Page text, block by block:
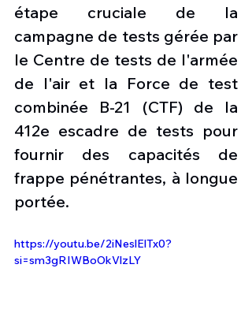
étape cruciale de la
campagne de tests gérée par
le Centre de tests de l'armée
de l'air et la Force de test
combinée B-21 (CTF) de la
412e escadre de tests pour
fournir des capacités de
frappe pénétrantes, à longue
portée.
https://youtu.be/2iNeslElTx0?
si=sm3gRIWBoOkVlzLY